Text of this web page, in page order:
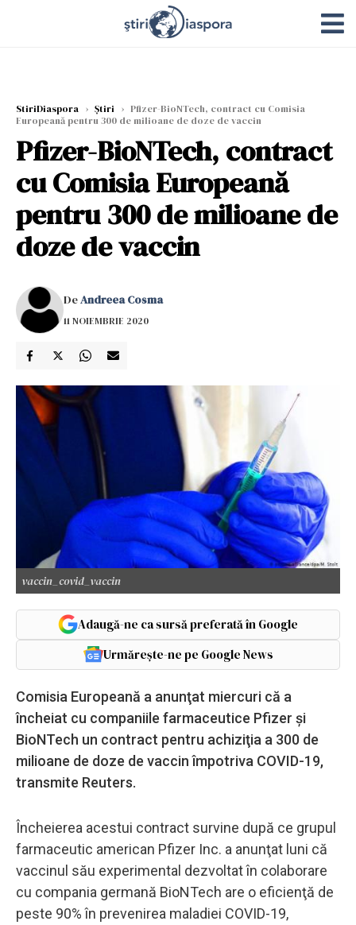
StiriDiaspora › Știri › Pfizer-BioNTech, contract cu Comisia
Europeană pentru 300 de milioane de doze de vaccin
Pfizer-BioNTech, contract
cu Comisia Europeană
pentru 300 de milioane de
doze de vaccin
DeAndreea Cosma
11 NOIEMBRIE 2020
vaccin_covid_vaccin
Adaugă-ne ca sursă preferată în Google
Urmărește-ne pe Google News
Comisia Europeană a anunţat miercuri că a
încheiat cu companiile farmaceutice Pfizer şi
BioNTech un contract pentru achiziţia a 300 de
milioane de doze de vaccin împotriva COVID-19,
transmite Reuters.
Încheierea acestui contract survine după ce grupul
farmaceutic american Pfizer Inc. a anunţat luni că
vaccinul său experimental dezvoltat în colaborare
cu compania germană BioNTech are o eficienţă de
peste 90% în prevenirea maladiei COVID-19,